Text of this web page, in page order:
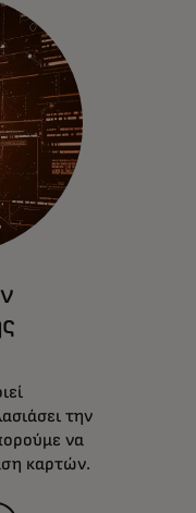
την
να
καρτών.